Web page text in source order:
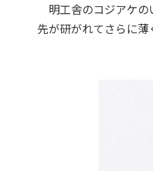
明工舎のコジアケの
先が研がれてさらに薄